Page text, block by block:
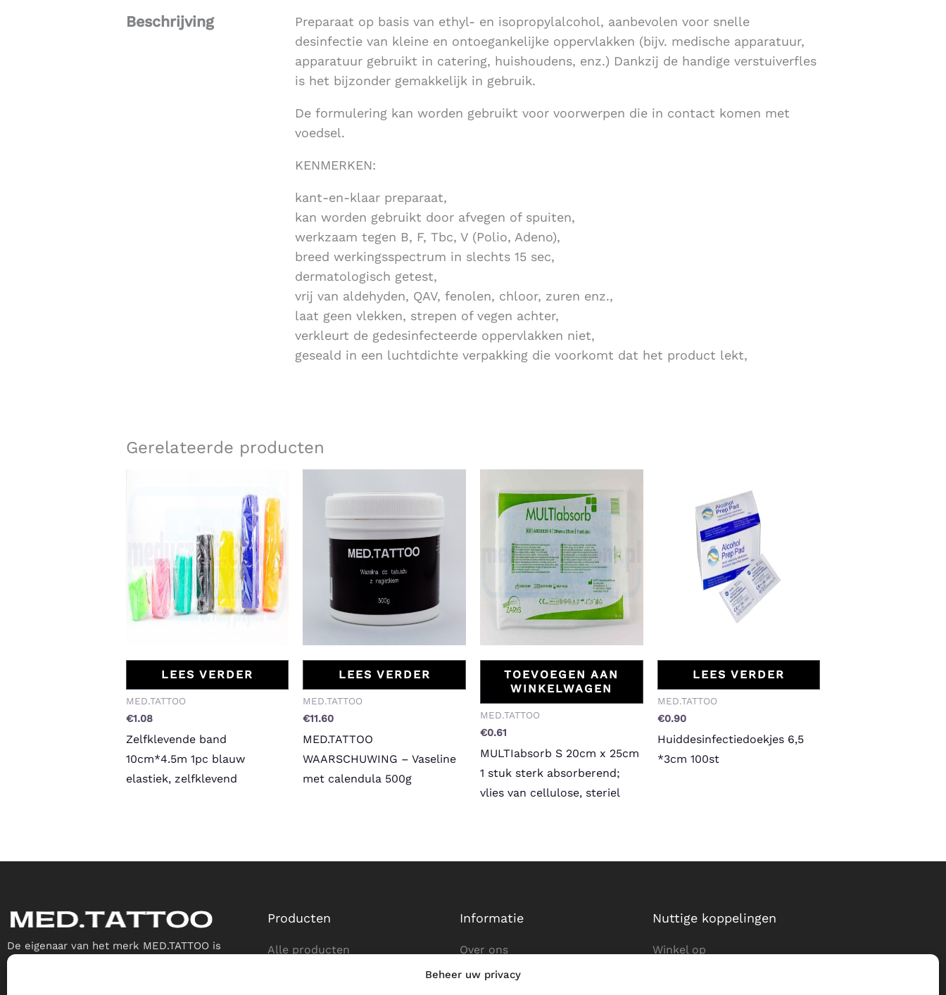
Beheer uw privacy
Beschrijving
Preparaat op basis van ethyl- en isopropylalcohol, aanbevolen voor snelle
desinfectie van kleine en ontoegankelijke oppervlakken (bijv. medische apparatuur,
apparatuur gebruikt in catering, huishoudens, enz.) Dankzij de handige verstuiverfles
is het bijzonder gemakkelijk in gebruik.
De formulering kan worden gebruikt voor voorwerpen die in contact komen met
voedsel.
KENMERKEN:
kant-en-klaar preparaat,
kan worden gebruikt door afvegen of spuiten,
werkzaam tegen B, F, Tbc, V (Polio, Adeno),
breed werkingsspectrum in slechts 15 sec,
dermatologisch getest,
vrij van aldehyden, QAV, fenolen, chloor, zuren enz.,
laat geen vlekken, strepen of vegen achter,
verkleurt de gedesinfecteerde oppervlakken niet,
geseald in een luchtdichte verpakking die voorkomt dat het product lekt,
Gerelateerde producten
LEES VERDER
MED.TATTOO
€1.08
Zelfklevende band
10cm*4.5m 1pc blauw
elastiek, zelfklevend
LEES VERDER
MED.TATTOO
€11.60
MED.TATTOO
WAARSCHUWING – Vaseline
met calendula 500g
TOEVOEGEN AAN
WINKELWAGEN
MED.TATTOO
€0.61
MULTIabsorb S 20cm x 25cm
1 stuk sterk absorberend;
vlies van cellulose, steriel
LEES VERDER
MED.TATTOO
€0.90
Huiddesinfectiedoekjes 6,5
*3cm 100st
De eigenaar van het merk MED.TATTOO is
MEDYCZNIE PROSTA SPÓŁKA AKCYJNA
Producten
Alle producten
Informatie
Over ons
Neem contact op met
Nuttige koppelingen
Winkel op